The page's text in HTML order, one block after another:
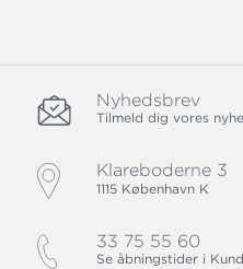
Nyhedsbrev
Tilmeld dig vores
Klareboderne 3
1115 København K
33 75 55 60
Se åbningstider i